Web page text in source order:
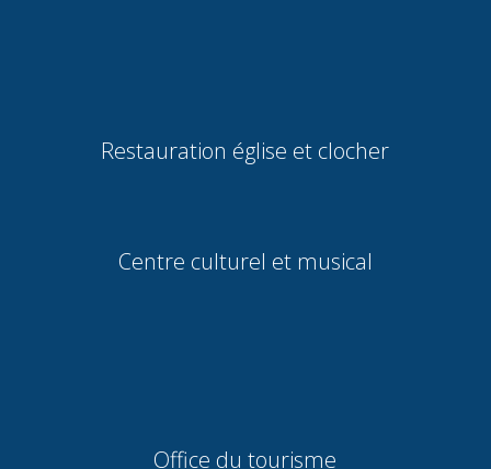
Restauration église et clocher
Centre culturel et musical
Office du tourisme